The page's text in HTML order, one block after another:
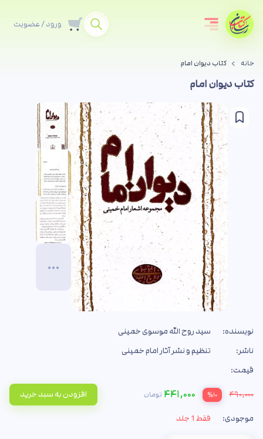
ورود / عضویت
خانه کتاب دیوان امام
کتاب دیوان امام
نویسنده:
سید روح الله موسوی خمینی
ناشر:
تنظیم و نشر آثار امام خمینی
قیمت:
۴۹۰,۰۰۰ %۱۰ ۴۴۱,۰۰۰ تومان افزودن به سبد خرید
موجودی: فقط 1 جلد